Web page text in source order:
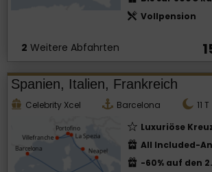
Vollpension
2 Weitere Abfahrten
Spanien, Italien, Frankreich
Celebrity Xcel Barcelona 11 T
Luxuriöse
All Included-
-60% auf den